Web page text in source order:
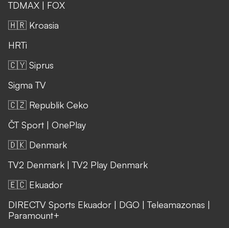
TDMAX | FOX
🇭🇷 Kroasia
HRTi
🇨🇾 Siprus
Sigma TV
🇨🇿 Republik Ceko
ČT Sport | OnePlay
🇩🇰 Denmark
TV2 Denmark |TV2 Play Denmark
🇪🇨 Ekuador
DIRECTV Sports Ekuador | DGO |Teleamazonas |
Paramount+